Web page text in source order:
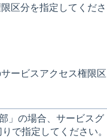
区分を指定してくださ
ービスアクセス権限区
」の場合、サービスグ
で指定してください。